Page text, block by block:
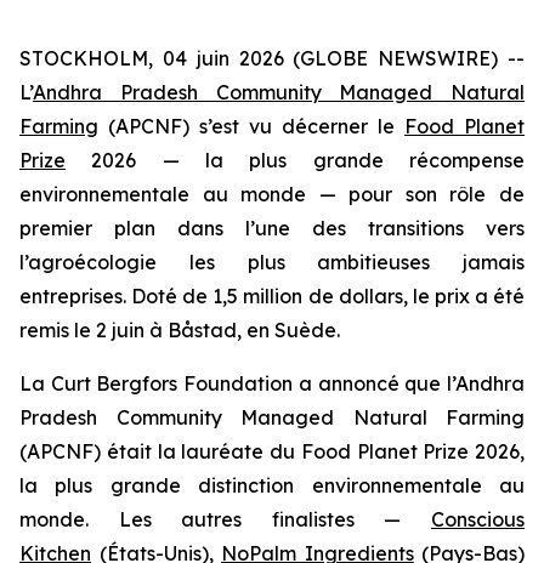
STOCKHOLM, 04 juin 2026 (GLOBE NEWSWIRE) --
L’Andhra Pradesh Community Managed Natural
Farming (APCNF) s’est vu décerner le Food Planet
Prize 2026 — la plus grande récompense
environnementale au monde — pour son rôle de
premier plan dans l’une des transitions vers
l’agroécologie les plus ambitieuses
jamais
entreprises. Doté de 1,5 million de dollars, le prix a été
remis le 2 juin à Båstad, en Suède.
La Curt Bergfors Foundation a annoncé que l’Andhra
Pradesh Community Managed Natural Farming
(APCNF) était la lauréate du Food Planet Prize 2026,
la plus grande distinction environnementale au
monde. Les autres finalistes— Conscious
Kitchen (États-Unis), NoPalm Ingredients(Pays-Bas)